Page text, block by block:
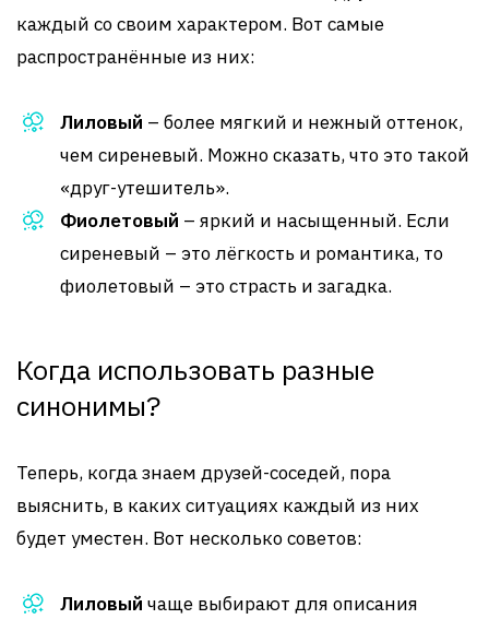
каждый со своим характером. Вот самые
распространённые из них:
Лиловый – более мягкий и нежный оттенок,
чем сиреневый. Можно сказать, что это такой
«друг-утешитель».
Фиолетовый – яркий и насыщенный. Если
сиреневый – это лёгкость и романтика, то
фиолетовый – это страсть и загадка.
Когда использовать разные
синонимы?
Теперь, когда знаем друзей-соседей, пора
выяснить, в каких ситуациях каждый из них
будет уместен. Вот несколько советов:
Лиловый чаще выбирают для описания